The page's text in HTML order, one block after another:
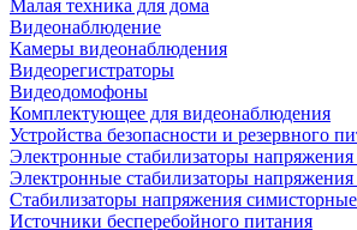
Малая техника для дома
Видеонаблюдение
Камеры видеонаблюдения
Видеорегистраторы
Видеодомофоны
Комплектующее для видеонаблюдения
Устройства безопасности и резервного
Электронные стабилизаторы
Электронные стабилизаторы
Стабилизаторы напряжения
Источники бесперебойного питания